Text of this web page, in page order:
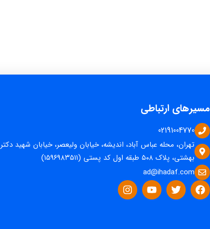
مسیرهای ارتباطی
02191004770
تهران، محله عباس آباد، اندیشه، خیابان ولیعصر، خیابان شهید دکتر
بهشتی، پلاک ۵۰۸ طبقه اول کد پستی (۱۵۹۶۹۸۳۵۱۱)
ad@ihadaf.com